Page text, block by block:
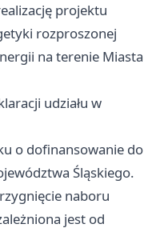
projektu
rozproszonej
na terenie Miasta
udziału w
o dofinansowanie do
Śląskiego.
naboru
jest od